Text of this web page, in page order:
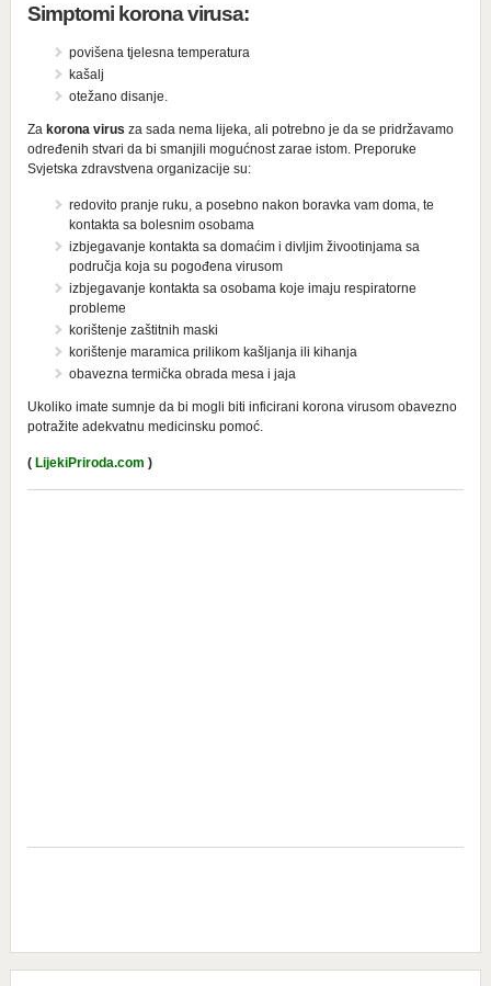
Simptomi korona virusa:
povišena tjelesna temperatura
kašalj
otežano disanje.
Za korona virus za sada nema lijeka, ali potrebno je da se pridržavamo
određenih stvari da bi smanjili mogućnost zarae istom. Preporuke
Svjetska zdravstvena organizacije su:
redovito pranje ruku, a posebno nakon boravka vam doma, te
kontakta sa bolesnim osobama
izbjegavanje kontakta sa domaćim i divljim živootinjama sa
područja koja su pogođena virusom
izbjegavanje kontakta sa osobama koje imaju respiratorne
probleme
korištenje zaštitnih maski
korištenje maramica prilikom kašljanja ili kihanja
obavezna termička obrada mesa i jaja
Ukoliko imate sumnje da bi mogli biti inficirani korona virusom obavezno
potražite adekvatnu medicinsku pomoć.
( LijekiPriroda.com )